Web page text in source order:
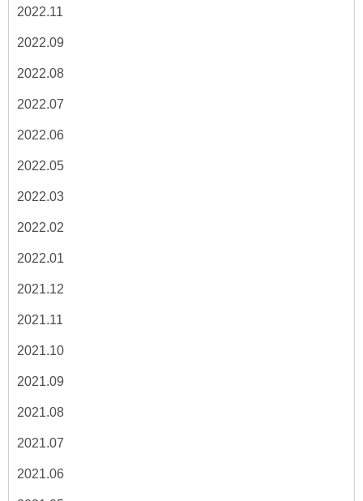
2022.11
2022.09
2022.08
2022.07
2022.06
2022.05
2022.03
2022.02
2022.01
2021.12
2021.11
2021.10
2021.09
2021.08
2021.07
2021.06